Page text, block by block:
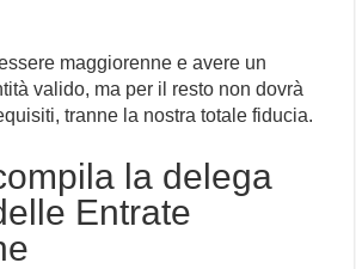
maggiorenne e avere un
valido, ma per il resto non dovrà
tranne la nostra totale fiducia.
la delega
Entrate